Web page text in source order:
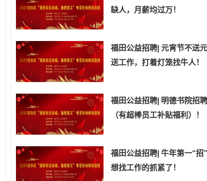
缺人，月薪均过万！
福田公益招聘| 元宵节不送
送工作，打着灯笼找牛人！
福田公益招聘| 明德书院招
（有超棒员工补贴福利）！
福田公益招聘| 牛年第一“招
想找工作的抓紧了！